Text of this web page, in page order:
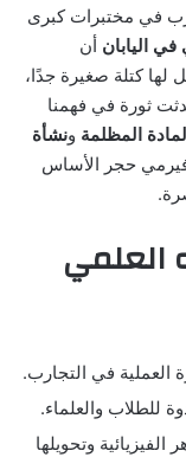
في مختبرات كبرى
اليابان أن
لها كتلة صغيرة جدًا،
ثورة في فهمنا
المظلمة ونشأة
حجر الأساس
العملية في التجارب.
للطلاب والعلماء.
وتحويلها